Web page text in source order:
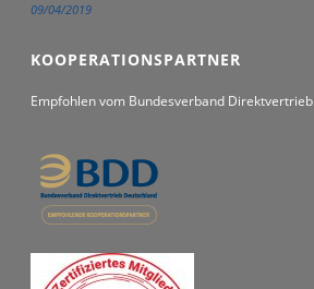
09/04/2019
KOOPERATIONSPARTNER
Empfohlen vom Bundesverband Direktvertrieb